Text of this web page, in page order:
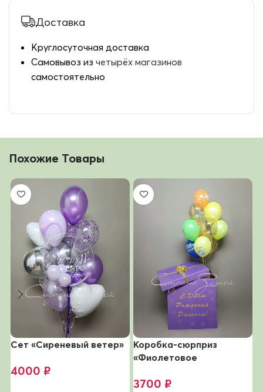
Доставка
Круглосуточная доставка
Самовывоз из четырёх магазинов
самостоятельно
Похожие Товары
Сет «Сиреневый ветер»
4000 ₽
Коробка-сюрприз
«Фиолетовое
3700 ₽